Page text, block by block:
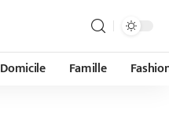
Domicile Famille